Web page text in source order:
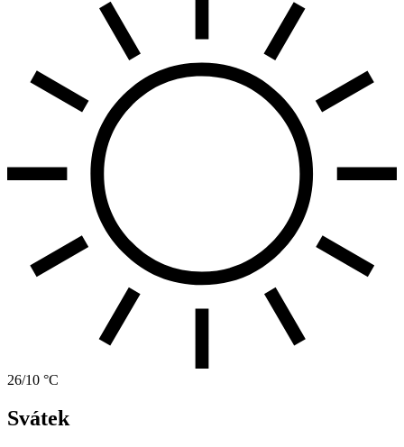
26/10 °C
Svátek